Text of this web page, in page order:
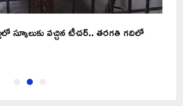
స్కూలుకు వచ్చిన టీచర్.. తరగతి గదిలో